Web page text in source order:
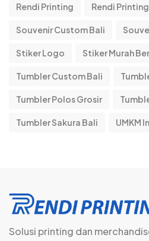
Rendi Printing Rendi
Souvenir Custom Bali
Stiker Logo Stiker Murah
Tumbler Custom Bali
Tumbler Polos Grosir
Tumbler Sakura Bali UMKM
Solusi printing dan